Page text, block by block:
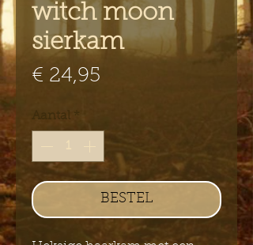
witch moon
sierkam
€ 24,95
Aantal *
BESTEL